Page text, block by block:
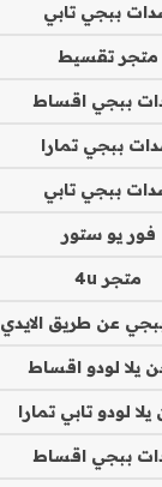
ببجي تابي
متجر تقسيط
ببجي اقساط
ببجي تمارا
ببجي تابي
فور يو ستور
متجر 4u
عن طريق الايدي
يلا لودو اقساط
لودو تابي تمارا
ببجي اقساط